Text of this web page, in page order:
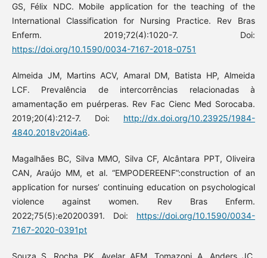
GS, Félix NDC. Mobile application for the teaching of the
International Classification for Nursing Practice. Rev Bras
Enferm. 2019;72(4):1020-7. Doi:
https://doi.org/10.1590/0034-7167-2018-0751
Almeida JM, Martins ACV, Amaral DM, Batista HP, Almeida
LCF. Prevalência de intercorrências relacionadas à
amamentação em puérperas. Rev Fac Cienc Med Sorocaba.
2019;20(4):212-7. Doi: http://dx.doi.org/10.23925/1984-
4840.2018v20i4a6.
Magalhães BC, Silva MMO, Silva CF, Alcântara PPT, Oliveira
CAN, Araújo MM, et al. “EMPODEREENF”:construction of an
application for nurses’ continuing education on psychological
violence against women. Rev Bras Enferm.
2022;75(5):e20200391. Doi: https://doi.org/10.1590/0034-
7167-2020-0391pt
Souza S, Rocha PK, Avelar AFM, Tomazoni A, Anders JC,